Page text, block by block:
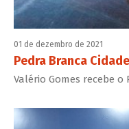
01 de dezembro de 2021
Pedra Branca
Valério Gomes recebe o